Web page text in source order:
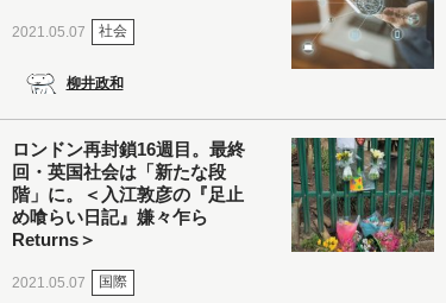
2021.05.07 社会
柳井政和
ロンドン再封鎖16週目。最終
回・英国社会は「新たな段
階」に。＜入江敦彦の『足止
め喰らい日記』嫌々乍ら
Returns＞
2021.05.07 国際